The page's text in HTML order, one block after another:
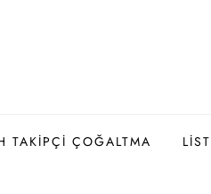
TAKIPÇI ÇOĞALTMA